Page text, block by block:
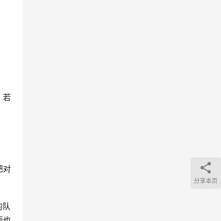
若
对
队
分享本页